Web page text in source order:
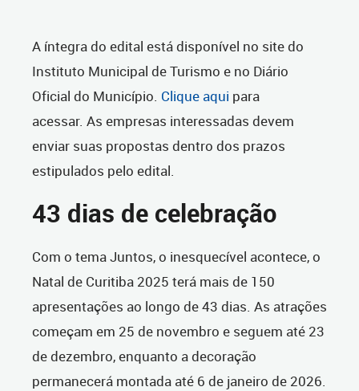
A íntegra do edital está disponível no site do
Instituto Municipal de Turismo e no Diário
Oficial do Município. Clique aqui para
acessar. As empresas interessadas devem
enviar suas propostas dentro dos prazos
estipulados pelo edital.
43 dias de celebração
Com o tema Juntos, o inesquecível acontece, o
Natal de Curitiba 2025 terá mais de 150
apresentações ao longo de 43 dias. As atrações
começam em 25 de novembro e seguem até 23
de dezembro, enquanto a decoração
permanecerá montada até 6 de janeiro de 2026.